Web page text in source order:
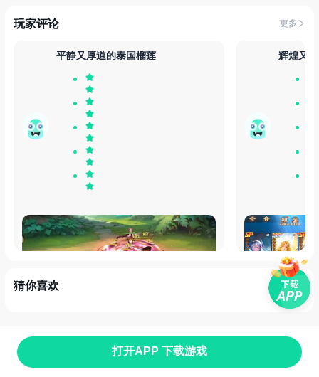
玩家评论 更多
平静又厚道的泰国榴莲
很好玩的一款游戏，开局就送唐三小舞夫妻
档，小说情怀拉满了，不错不错，值得推荐
辉煌又
这个游戏是真的
送，开局直接修
海神唐三，双神
猜你喜欢
打开APP 下载游戏